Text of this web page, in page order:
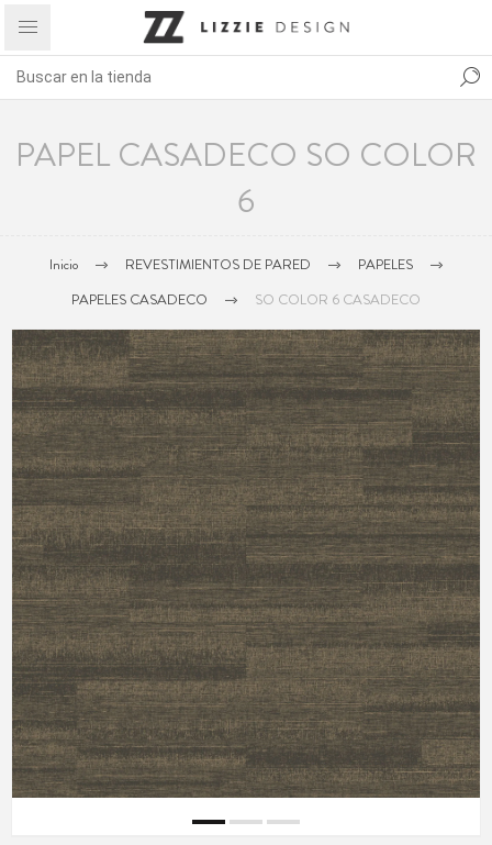
PAPEL CASADECO SO COLOR
6
Inicio REVESTIMIENTOS DE PARED
PAPELES
PAPELES CASADECO
SO COLOR 6 CASADECO